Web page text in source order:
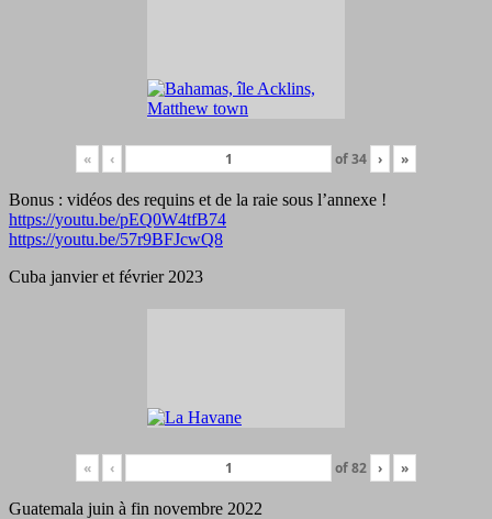
« ‹ of34 › »
Bonus : vidéos des requins et de la raie sous l’annexe !
https://youtu.be/pEQ0W4tfB74
https://youtu.be/57r9BFJcwQ8
Cuba janvier et février 2023
« ‹ of82 › »
Guatemala juin à fin novembre 2022